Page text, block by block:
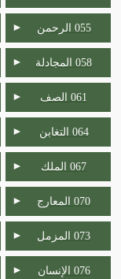
055 الرحمن ►
058 المجادلة ►
061 الصف ►
064 التغابن ►
067 الملك ►
070 المعارج ►
073 المزمل ►
076 الإنسان ►